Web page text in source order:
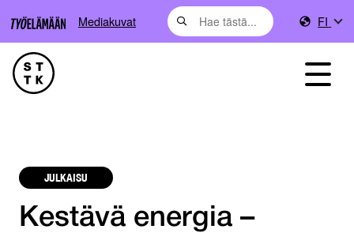
Mediakuvat FI
JULKAISU
Kestävä energia –